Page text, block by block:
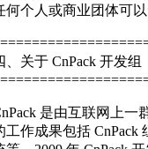
何个人或商业团体可以
、关于 CnPack 开发组
是由互联网上
工作成果包括 CnPack